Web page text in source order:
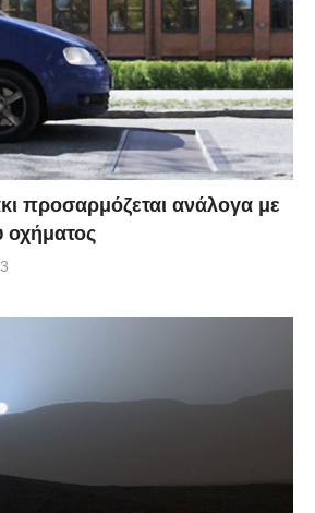
προσαρμόζεται ανάλογα με
οχήματος